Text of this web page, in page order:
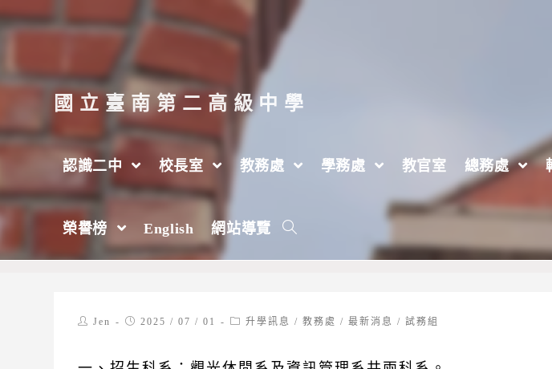
跳
至
要
內
容
國立臺南第二高級中學
認識二中 校長室 教務處 學務處 教官室 總務處
榮譽榜 English 網站導覽
【試務組】國立澎湖科技大學114學年度進修推廣部四技單獨招生簡章
2025 年 > 7 月 > 1 日
PostJen
Post2025 / 07 / 01
Post升學訊息 / 教務處 / 最新消息 / 試務組